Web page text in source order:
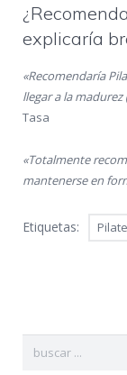
explicaría
«Recomendaría
llegar a la
Tasa
«Totalmente
mantenerse en
Etiquetas: